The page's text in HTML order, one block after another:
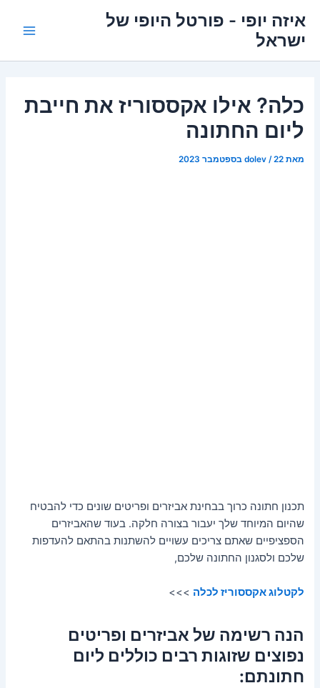
לתוכןאיזה יופי - פורטל היופי של
ישראל
כלה? אילו אקססוריז את חייבת
ליום החתונה
מאת dolev /22 בספטמבר 2023
תכנון חתונה כרוך בבחינת אביזרים ופריטים שונים כדי להבטיח
שהיום המיוחד שלך יעבור בצורה חלקה. בעוד שהאביזרים
הספציפיים שאתם צריכים עשויים להשתנות בהתאם להעדפות
שלכם ולסגנון החתונה שלכם,
לקטלוג אקססוריז לכלה >>>
הנה רשימה של אביזרים ופריטים
נפוצים שזוגות רבים כוללים ליום
חתונתם: